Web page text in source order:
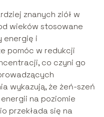
znanych ziół w
wieków stosowane
energię i
pomóc w redukcji
co czyni go
wykazują, że żeń-szeń
na poziomie
przekłada się na